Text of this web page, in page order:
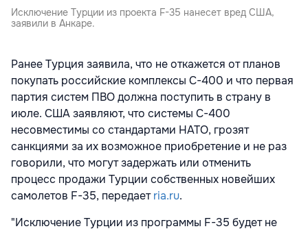
Исключение Турции из проекта F-35 нанесет вред США,
заявили в Анкаре.
Ранее Турция заявила, что не откажется от планов
покупать российские комплексы С-400 и что первая
партия систем ПВО должна поступить в страну в
июле. США заявляют, что системы С-400
несовместимы со стандартами НАТО, грозят
санкциями за их возможное приобретение и не раз
говорили, что могут задержать или отменить
процесс продажи Турции собственных новейших
самолетов F-35, передаетria.ru.
"Исключение Турции из программы F-35 будет не